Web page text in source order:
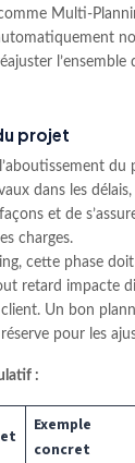
Multi-
projet
du
dans les
et de
charges.
cette phase
retard impacte
Un bon
pour les
:
Exemple
concret